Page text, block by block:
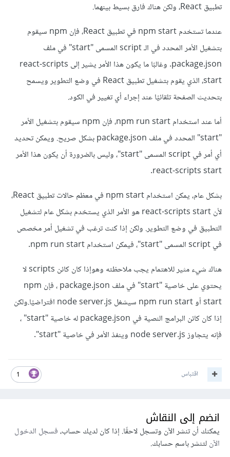
تطبيق React، ولكن هناك فارق بسيط بينهما.
عندما تستخدم npm start في تطبيق React، فإن npm سيقوم
بتشغيل الأمر المحدد في الـ script المسمى "start" في ملف
package.json. وغالبًا ما يكون هذا الأمر يشير إلى react-scripts
start، الذي يقوم بتشغيل تطبيق React في وضع التطوير ويسمح
بتحديث الصفحة تلقائيًا عند إجراء أي تغيير في الكود.
أما عند استخدام npm run start، فإن npm سيقوم بتشغيل الأمر
"start" المحدد في ملف package.json بشكل صريح. ويمكن تحديد
أي أمر في script المسمى "start"، وليس بالضرورة أن يكون هذا الأمر
react-scripts start.
بشكل عام، يمكن استخدام npm start في معظم حالات تطبيق React،
لأن react-scripts start هو الأمر الذي يستخدم بشكل عام لتشغيل
التطبيق في وضع التطوير. ولكن إذا كنت ترغب في تشغيل أمر مخصص
في script المسمى "start"، فيمكن استخدام npm run start.
هناك شيء مثير للاهتمام يجب ملاحظته وهوإذا كان كائن scripts لا
يحتوي على خاصية "start" في ملف package.json ، فإن npm
start أو npm run start سيشغل node server.js افتراضيًا.ولكن
إذا كان كائن البرامج النصية في package.json له خاصية "start" ،
فإنه يتجاوز node server.js وينفذ الأمر في خاصية "start".
1 اقتباس
انضم إلى النقاش
يمكنك أن تنشر الآن وتسجل لاحقًا. إذا كان لديك حساب،فسجل الدخول
الآنلتنشر باسم حسابك.